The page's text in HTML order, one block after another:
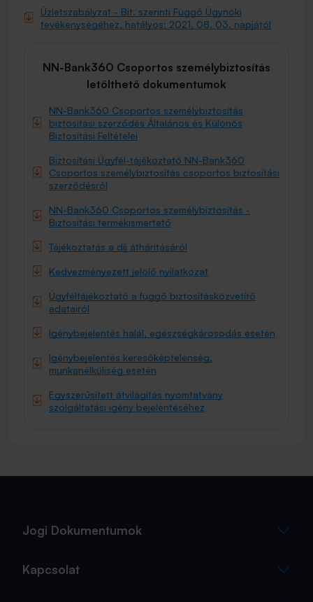
Üzletszabályzat - Bit. szerinti Függő Ügynöki
tevékenységéhez, hatályos: 2021. 08. 03. napjától
NN-Bank360 Csoportos személybiztosítás
letölthető dokumentumok
NN-Bank360 Csoportos személybiztosítás
biztosítási szerződés Általános és Különös
Biztosítási Feltételei
Biztosítási Ügyfél-tájékoztató NN-Bank360
Csoportos személybiztosítás csoportos biztosítási
szerződésről
NN-Bank360 Csoportos személybiztosítás -
Biztosítási termékismertető
Tájékoztatás a díj áthárításáról
Kedvezményezett jelölő nyilatkozat
Ügyféltájékoztató a függő biztosításközvetítő
adatairól
Igénybejelentés halál, egészségkárosodás esetén
Igénybejelentés keresőképtelenség,
munkanélküliség esetén
Egyszerűsített átvilágítás nyomtatvány
szolgáltatási igény bejelentéséhez
Jogi Dokumentumok
Kapcsolat